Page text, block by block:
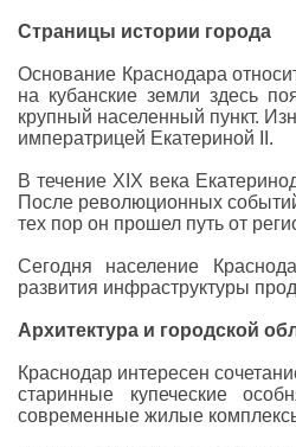
Страницы истории города
Основание Краснодара
на кубанские земли здесь
крупный населенный пункт.
императрицей Екатериной II.
В течение XIX века
После революционных
тех пор он прошел путь от
Сегодня население
развития инфраструктуры
Архитектура и городской
Краснодар интересен
старинные купеческие
современные жилые